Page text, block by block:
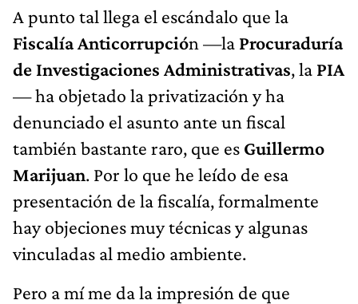
A punto tal llega el escándalo que la
Fiscalía Anticorrupción —la Procuraduría
de Investigaciones Administrativas, la PIA
— ha objetado la privatización y ha
denunciado el asunto ante un fiscal
también bastante raro, que es Guillermo
Marijuan. Por lo que he leído de esa
presentación de la fiscalía, formalmente
hay objeciones muy técnicas y algunas
vinculadas al medio ambiente.
Pero a mí me da la impresión de que